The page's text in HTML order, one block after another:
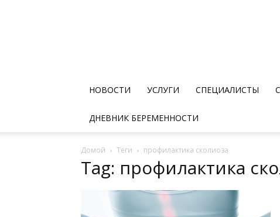
НОВОСТИ УСЛУГИ СПЕЦИАЛИСТЫ
ДНЕВНИК БЕРЕМЕННОСТИ
Домой Теги профилактика сколиоза
Tag: профилактика